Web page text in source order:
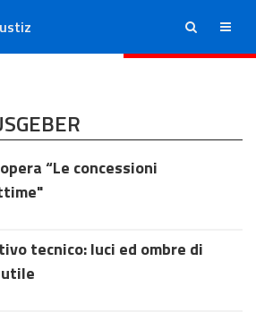
ricerca menu
“Le concessioni
tecnico: luci ed ombre di